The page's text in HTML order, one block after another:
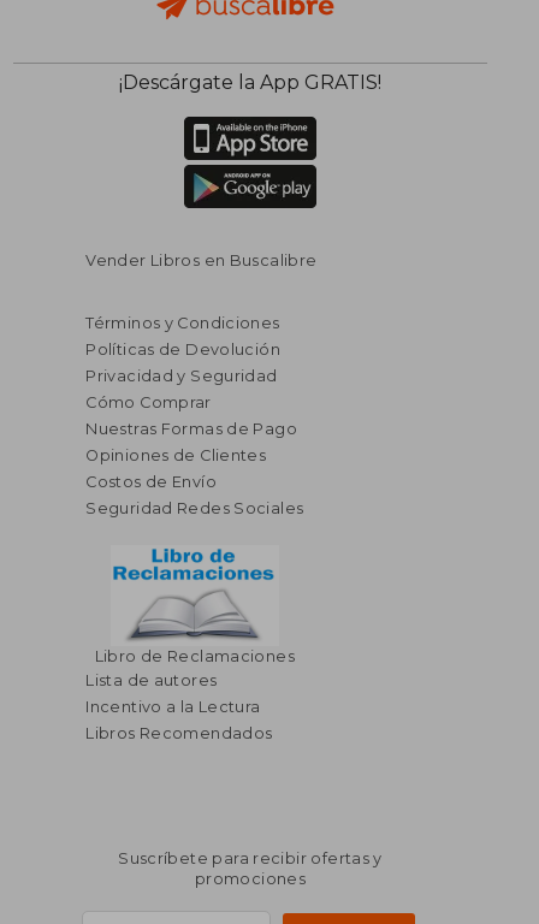
$ 128.37
$ 70.60
45%
dcto.
$
45%
dcto.
$ 236.62
$ 130.14
¡Descárgate la App GRATIS!
Vender Libros en Buscalibre
Términos y Condiciones
Políticas de Devolución
Privacidad y Seguridad
Cómo Comprar
Nuestras Formas de Pago
Opiniones de Clientes
Costos de Envío
Seguridad Redes Sociales
Libro de Reclamaciones
Lista de autores
Incentivo a la Lectura
Libros Recomendados
Suscríbete para recibir ofertas y
promociones